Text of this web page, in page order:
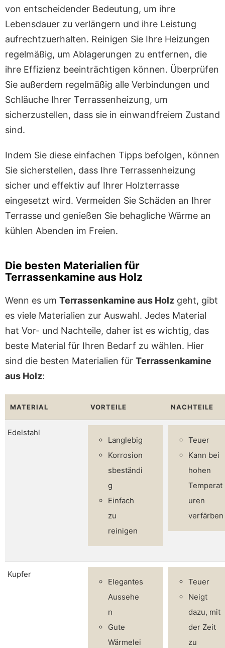
von entscheidender Bedeutung, um ihre
Lebensdauer zu verlängern und ihre Leistung
aufrechtzuerhalten. Reinigen Sie Ihre Heizungen
regelmäßig, um Ablagerungen zu entfernen, die
ihre Effizienz beeinträchtigen können. Überprüfen
Sie außerdem regelmäßig alle Verbindungen und
Schläuche Ihrer Terrassenheizung, um
sicherzustellen, dass sie in einwandfreiem Zustand
sind.
Indem Sie diese einfachen Tipps befolgen, können
Sie sicherstellen, dass Ihre Terrassenheizung
sicher und effektiv auf Ihrer Holzterrasse
eingesetzt wird. Vermeiden Sie Schäden an Ihrer
Terrasse und genießen Sie behagliche Wärme an
kühlen Abenden im Freien.
Die besten Materialien für
Terrassenkamine aus Holz
Wenn es um Terrassenkamine aus Holz geht, gibt
es viele Materialien zur Auswahl. Jedes Material
hat Vor- und Nachteile, daher ist es wichtig, das
beste Material für Ihren Bedarf zu wählen. Hier
sind die besten Materialien für Terrassenkamine
aus Holz:
MATERIAL VORTEILE NACHTEILE
Edelstahl
Langlebig
Korrosion
sbeständi
g
Einfach
zu
reinigen
Teuer
Kann bei
hohen
Temperat
uren
verfärben
Kupfer
Elegantes
Aussehe
n
Gute
Wärmelei
Teuer
Neigt
dazu, mit
der Zeit
zu